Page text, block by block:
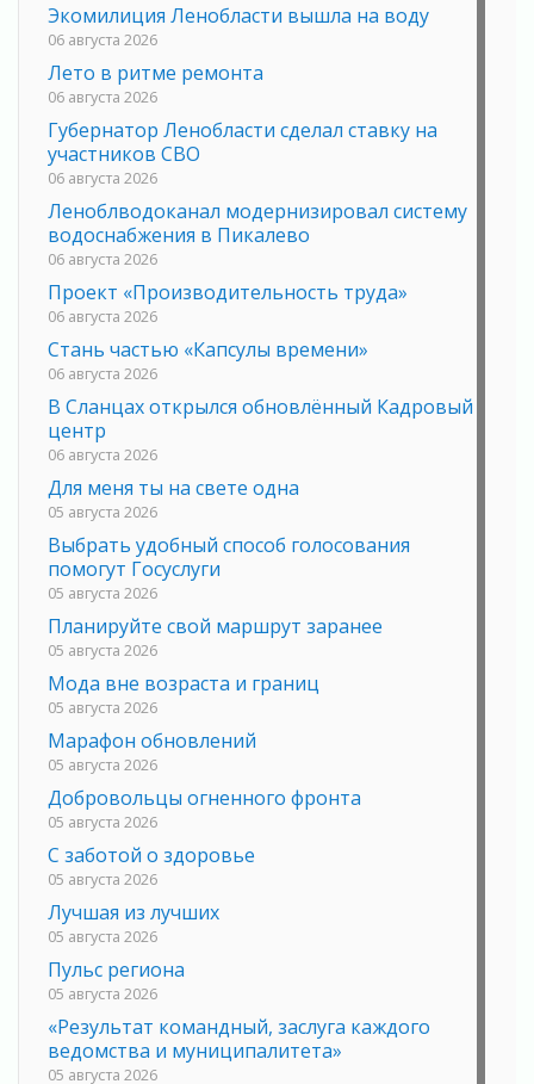
Экомилиция Ленобласти вышла на воду
06 августа 2026
Лето в ритме ремонта
06 августа 2026
Губернатор Ленобласти сделал ставку на
участников СВО
06 августа 2026
Леноблводоканал модернизировал систему
водоснабжения в Пикалево
06 августа 2026
Проект «Производительность труда»
06 августа 2026
Стань частью «Капсулы времени»
06 августа 2026
В Сланцах открылся обновлённый Кадровый
центр
06 августа 2026
Для меня ты на свете одна
05 августа 2026
Выбрать удобный способ голосования
помогут Госуслуги
05 августа 2026
Планируйте свой маршрут заранее
05 августа 2026
Мода вне возраста и границ
05 августа 2026
Марафон обновлений
05 августа 2026
Добровольцы огненного фронта
05 августа 2026
С заботой о здоровье
05 августа 2026
Лучшая из лучших
05 августа 2026
Пульс региона
05 августа 2026
«Результат командный, заслуга каждого
ведомства и муниципалитета»
05 августа 2026